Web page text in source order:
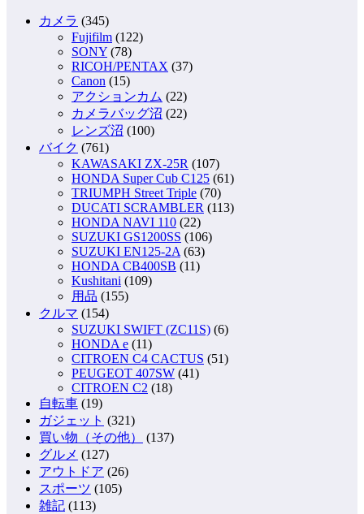
カメラ (345)
Fujifilm (122)
SONY (78)
RICOH/PENTAX (37)
Canon (15)
アクションカム (22)
カメラバッグ沼 (22)
レンズ沼 (100)
バイク (761)
KAWASAKI ZX-25R (107)
HONDA Super Cub C125 (61)
TRIUMPH Street Triple (70)
DUCATI SCRAMBLER (113)
HONDA NAVI 110 (22)
SUZUKI GS1200SS (106)
SUZUKI EN125-2A (63)
HONDA CB400SB (11)
Kushitani (109)
用品 (155)
クルマ (154)
SUZUKI SWIFT (ZC11S) (6)
HONDA e (11)
CITROEN C4 CACTUS (51)
PEUGEOT 407SW (41)
CITROEN C2 (18)
自転車 (19)
ガジェット (321)
買い物（その他）
(137)
グルメ (127)
アウトドア (26)
スポーツ (105)
雑記 (113)